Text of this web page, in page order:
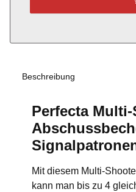
Beschreibung
Perfecta
Mit diesem Multi-
kann man bis zu 4